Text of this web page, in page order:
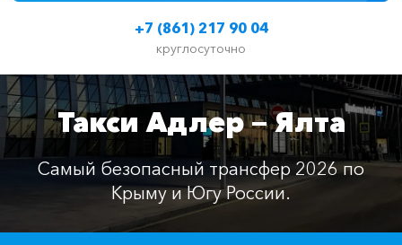
+7 (861) 217 90 04
круглосуточно
Цены на такси
Классы автомобилей
Отзывы
Контакты
Такси Адлер — Ялта
Самый безопасный трансфер 2026 по
Крыму и Югу России.